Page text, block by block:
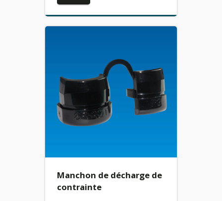
Manchon de décharge de
contrainte